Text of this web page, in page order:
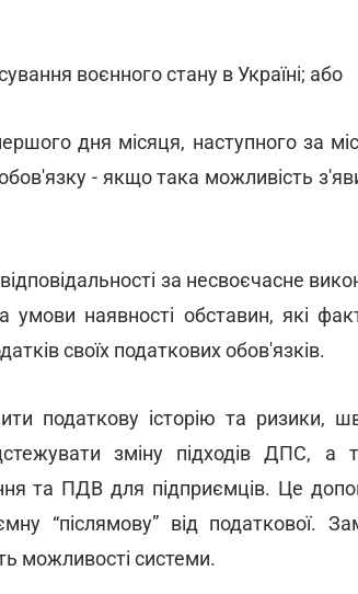
воєнного стану в Україні; або
дня місяця, наступного за
- якщо така можливість
за несвоєчасне
наявності обставин, які
своїх податкових обов'язків.
податкову історію та ризики,
зміну підходів ДПС, а
та ПДВ для підприємців. Це
“післямову” від податкової.
можливості системи.